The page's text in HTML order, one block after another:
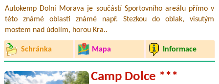
Autokemp Dolní Morava je součástí Sportovního areálu přímo v
této známé oblasti známé např. Stezkou do oblak, visutým
mostem nad údolím, horou Kra..
Schránka Mapa Informace
Camp Dolce ***